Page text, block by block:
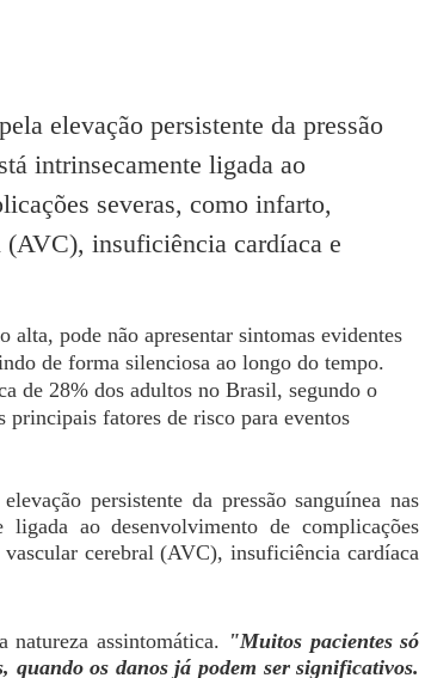
elevação persistente da pressão
intrinsecamente ligada ao
severas, como infarto,
(AVC), insuficiência cardíaca e
alta,​ ​pode​ não ​apresentar​ si​ntomas​ evidentes
de forma silenciosa ao longo do tempo.​
de 28% dos adultos no Brasil, segundo o
principais fatores de risco para eventos
persistente da pressão sanguínea nas
ligada ao desenvolvimento de complicações
cerebral (AVC), insuficiência cardíaca
natureza assintomática. "Muitos pacientes só
quando os danos já podem ser significativos.